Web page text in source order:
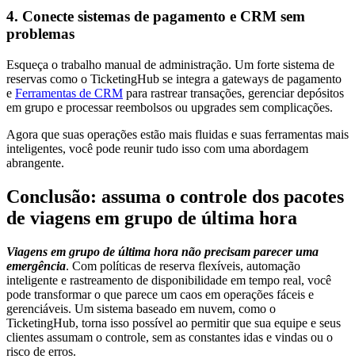
4. Conecte sistemas de pagamento e CRM sem
problemas
Esqueça o trabalho manual de administração. Um forte sistema de
reservas como o TicketingHub se integra a gateways de pagamento
e Ferramentas de CRM para rastrear transações, gerenciar depósitos
em grupo e processar reembolsos ou upgrades sem complicações.
Agora que suas operações estão mais fluidas e suas ferramentas mais
inteligentes, você pode reunir tudo isso com uma abordagem
abrangente.
Conclusão: assuma o controle dos pacotes
de viagens em grupo de última hora
Viagens em grupo de última hora não precisam parecer uma
emergência. Com políticas de reserva flexíveis, automação
inteligente e rastreamento de disponibilidade em tempo real, você
pode transformar o que parece um caos em operações fáceis e
gerenciáveis. Um sistema baseado em nuvem, como o
TicketingHub, torna isso possível ao permitir que sua equipe e seus
clientes assumam o controle, sem as constantes idas e vindas ou o
risco de erros.